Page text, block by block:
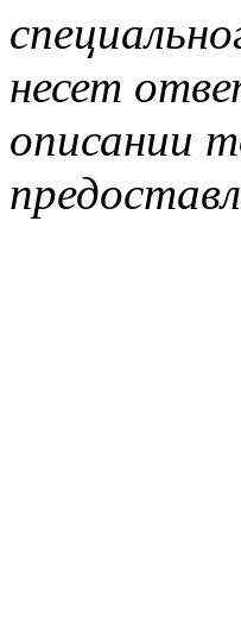
несет
описании